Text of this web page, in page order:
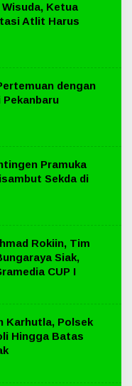
Ketua
Atlit Harus
dengan
Pekanbaru
Pramuka
Sekda di
Rokiin, Tim
Siak,
CUP I
Karhutla, Polsek
Hingga Batas